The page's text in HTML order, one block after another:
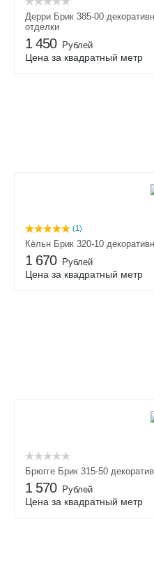
Дерри Брик 385-00
отделки
1 450 Рублей
Цена за квадратный метр
(1)
Кёльн Брик 320-10
1 670 Рублей
Цена за квадратный метр
Брюгге Брик 315-50
1 570 Рублей
Цена за квадратный метр